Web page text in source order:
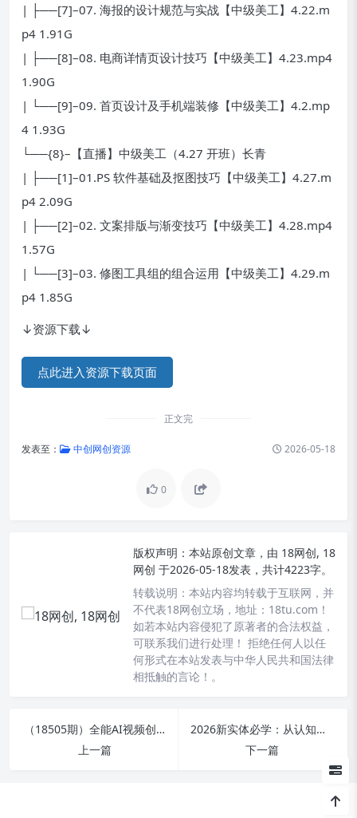
| ├──[7]–07. 海报的设计规范与实战【中级美工】4.22.m
p4 1.91G
| ├──[8]–08. 电商详情页设计技巧【中级美工】4.23.mp4
1.90G
| └──[9]–09. 首页设计及手机端装修【中级美工】4.2.mp
4 1.93G
└──{8}–【直播】中级美工（4.27 开班）长青
| ├──[1]–01.PS 软件基础及抠图技巧【中级美工】4.27.m
p4 2.09G
| ├──[2]–02. 文案排版与渐变技巧【中级美工】4.28.mp4
1.57G
| └──[3]–03. 修图工具组的组合运用【中级美工】4.29.m
p4 1.85G
↓资源下载↓
点此进入资源下载页面
正文完
发表至： 中创网创资源 2026-05-18
0
版权声明： 本站原创文章，由 18网创, 18
网创 于2026-05-18发表，共计4223字。
转载说明： 本站内容均转载于互联网，并
不代表18网创立场，地址：18tu.com！
如若本站内容侵犯了原著者的合法权益，
可联系我们进行处理！ 拒绝任何人以任
何形式在本站发表与中华人民共和国法律
相抵触的言论！。
（18505期）全能AI视频创作导师养成课2.0：漫剧、数字人、商业广告创作零基础系统学
上一篇
2026新实体必学：从认知突破到盈利，抖音全域经营实操揭秘
下一篇